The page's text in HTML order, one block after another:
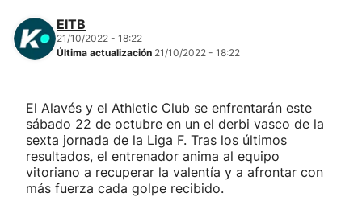
Carreras de montaña
"Helmuga"
EITB
21/10/2022 - 18:22
Última actualización 21/10/2022 - 18:22
El Alavés y el Athletic Club se enfrentarán este
sábado 22 de octubre en un el derbi vasco de la
sexta jornada de la Liga F. Tras los últimos
resultados, el entrenador anima al equipo
vitoriano a recuperar la valentía y a afrontar con
más fuerza cada golpe recibido.